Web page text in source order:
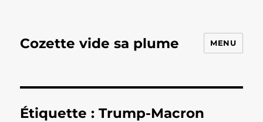
Cozette vide sa plume MENU
Étiquette :Trump-Macron